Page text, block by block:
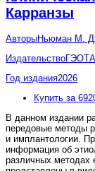
Карранзы
АвторыНьюман М.
Издательство
Год издания2026
Купить за
В данном издании
передовые методы
и имплантологии.
информация об
различных методах